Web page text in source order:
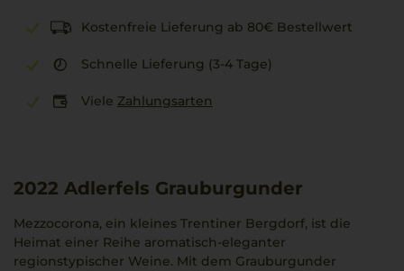
Kostenfreie Lieferung ab 80€ Bestellwert
Schnelle Lieferung (3-4 Tage)
Viele Zahlungsarten
2022 Adlerfels Grauburgunder
Mezzocorona, ein kleines Trentiner Bergdorf, ist die
Heimat einer Reihe aromatisch-eleganter
regionstypischer Weine. Mit dem Grauburgunder